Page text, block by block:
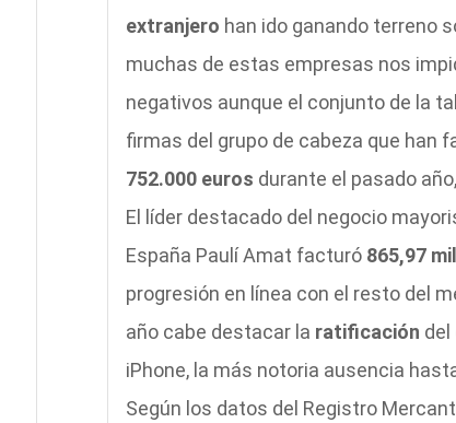
extranjero han ido ganando terreno
muchas de estas empresas nos
negativos aunque el conjunto de la
firmas del grupo de cabeza que han
752.000 euros durante el pasado
El líder destacado del negocio
España Paulí Amat facturó865,97
progresión en línea con el resto del
año cabe destacar la ratificación
iPhone, la más notoria ausencia
Según los datos del Registro